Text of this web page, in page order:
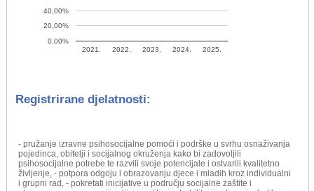
2021. 2022. 2023. 2024. 2025.
0,00%
20,00%
40,00%
Registrirane djelatnosti:
- pružanje izravne psihosocijalne pomoći i podrške u svrhu osnaživanja
pojedinca, obitelji i socijalnog okruženja kako bi zadovoljili
psihosocijalne potrebe te razvili svoje potencijale i ostvarili kvalitetno
življenje, - potpora odgoju i obrazovanju djece i mladih kroz individualni
i grupni rad, - pokretati inicijative u području socijalne zaštite i